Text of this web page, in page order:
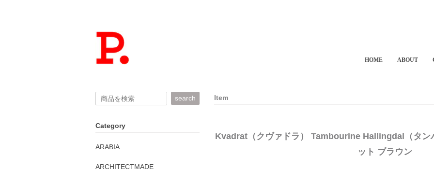
HOME ABOUT
Item
Kvadrat（クヴァドラ） Tambourine Hallingdal（タン
ット ブラウン
search
Category
ARABIA
ARCHITECTMADE